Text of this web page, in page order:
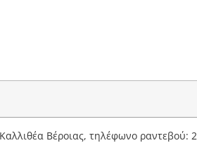
Βέροιας, τηλέφωνο ραντεβού: